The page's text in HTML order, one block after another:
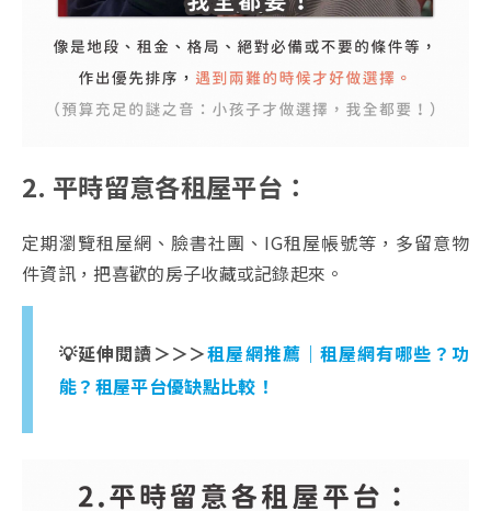
2. 平時留意各租屋平台：
定期瀏覽租屋網、臉書社團、IG租屋帳號等，多留意物
件資訊，把喜歡的房子收藏或記錄起來。
💡延伸閱讀＞＞＞租屋網推薦｜租屋網有哪些？功
能？租屋平台優缺點比較！